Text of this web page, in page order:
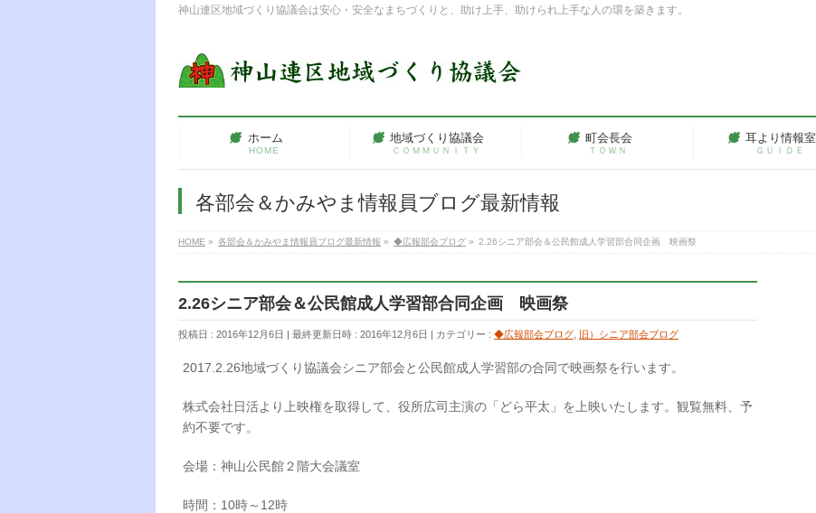
神山連区地域づくり協議会は安心・安全なまちづくりと、助け上手、助けられ上手な人の環を築きます。
ホーム
HOME
地域づくり協議会
ＣＯＭＭＵＮＩＴＹ
町会長会
ＴＯＷＮ
耳より情報室
ＧＵＩＤＥ
各部会＆かみやま情報員ブログ最新情報
HOME » 各部会＆かみやま情報員ブログ最新情報 » ◆広報部会ブログ » 2.26シニア部会＆公民館成人学習部合同企画 映画祭
2.26シニア部会＆公民館成人学習部合同企画 映画祭
投稿日 : 2016年12月6日 最終更新日時 : 2016年12月6日 カテゴリー : ◆広報部会ブログ 旧）シニア部会ブログ
2017.2.26地域づくり協議会シニア部会と公民館成人学習部の合同で映画祭を行います。
株式会社日活より上映権を取得して、役所広司主演の「どら平太」を上映いたします。観覧無料、予
約不要です。
会場：神山公民館２階大会議室
時間：10時～12時